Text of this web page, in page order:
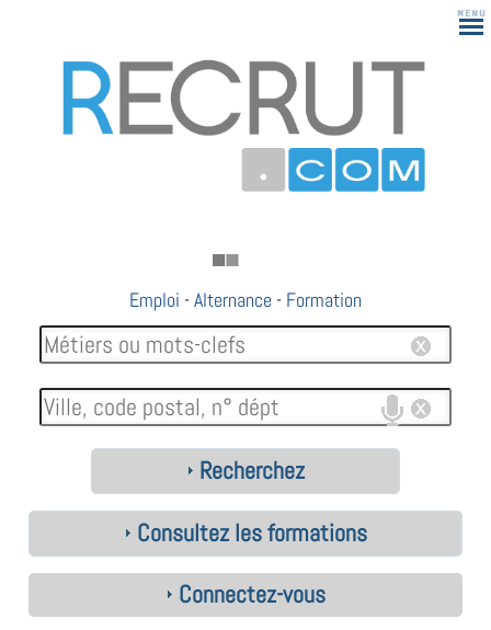
Emploi -Alternance - Formation
Recherchez
Consultez les formations
Connectez-vous